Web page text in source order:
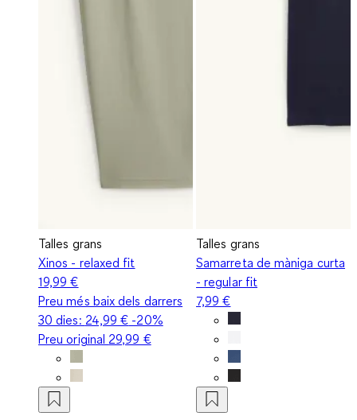
Talles grans
Xinos - relaxed fit
19,99 €
Preu més baix dels darrers
30 dies: 24,99 € -20%
Preu original 29,99 €
Talles grans
Samarreta de màniga curta
- regular fit
7,99 €